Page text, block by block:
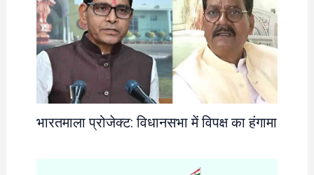
भारतमाला प्रोजेक्ट: विधानसभा में विपक्ष का हंगामा